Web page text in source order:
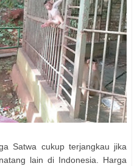
Satwa cukup terjangkau jika
lain di Indonesia. Harga